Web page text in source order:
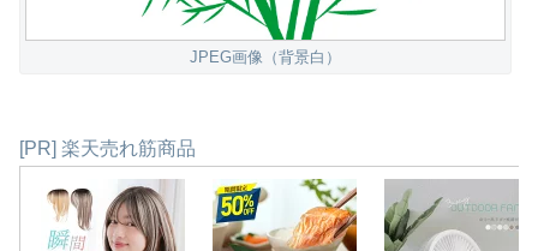
JPEG画像（背景白）
[PR] 楽天売れ筋商品